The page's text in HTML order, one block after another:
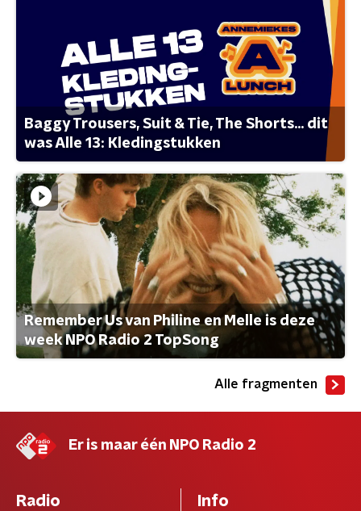
Baggy Trousers, Suit & Tie, The Shorts... dit
was Alle 13: Kledingstukken
Remember Us van Philine en Melle is deze
week NPO Radio 2 TopSong
Alle fragmenten
Er is maar één NPO Radio 2
Radio Info